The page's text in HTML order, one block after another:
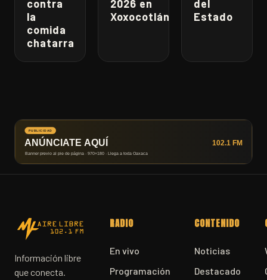
contra
la
comida
chatarra
2026 en
Xoxocotlán
del
Estado
Información libre
que conecta.
RADIO
En vivo
Programación
CONTENIDO
Noticias
Destacado